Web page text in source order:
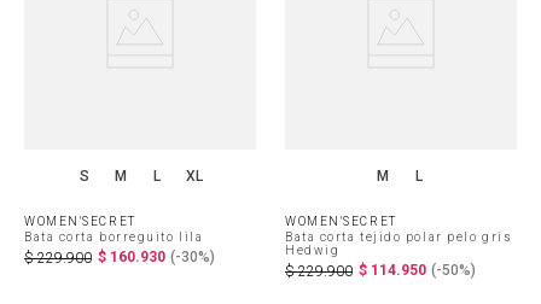
S M L XL
WOMEN'SECRET
Bata corta borreguito lila
$ 229.900 $ 160.930 (-30%)
M L
WOMEN'SECRET
Bata corta tejido polar pelo gris
Hedwig
$ 229.900 $ 114.950 (-50%)